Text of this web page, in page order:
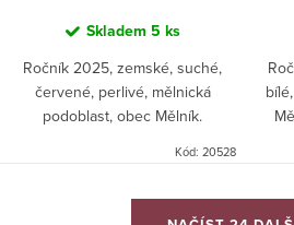
Skladem 5 ks
Ročník 2025, zemské, suché,
červené, perlivé, mělnická
podoblast, obec Mělník.
Kód: 20528